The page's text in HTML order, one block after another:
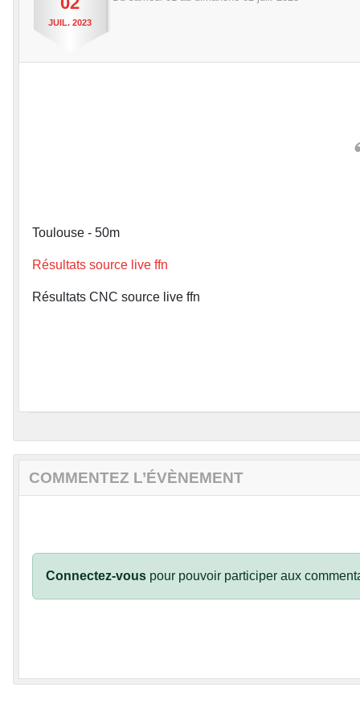
JUIL. 2023
Toulouse - 50m
Résultats source live ffn
Résultats CNC source live ffn
COMMENTEZ L’ÉVÈNEMENT
Connectez-vous pour pouvoir participer aux